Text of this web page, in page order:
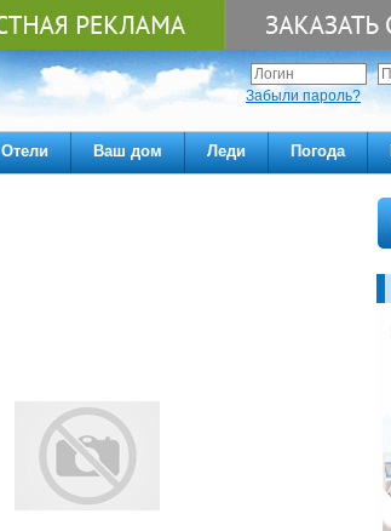
Забыли пароль?
Отели Ваш дом Леди Погода